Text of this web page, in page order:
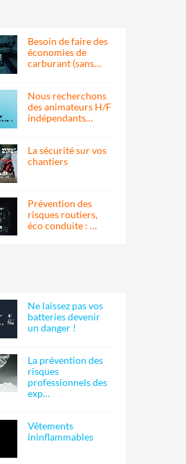
Besoin de faire des
économies de
carburant (sans…
Nous recherchons
des animateurs H/F
indépendants…
La sécurité sur vos
chantiers
Prévention des
risques routiers,
éco conduite : …
Ne laissez pas vos
batteries devenir
un danger !
La prévention des
risques
professionnels des
exp…
Vêtements
ininflammables